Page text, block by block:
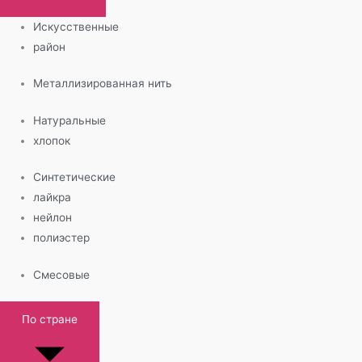
Искусственные
район
Металлизированная нить
Натуральные
хлопок
Синтетические
лайкра
нейлон
полиэстер
Смесовые
По стране